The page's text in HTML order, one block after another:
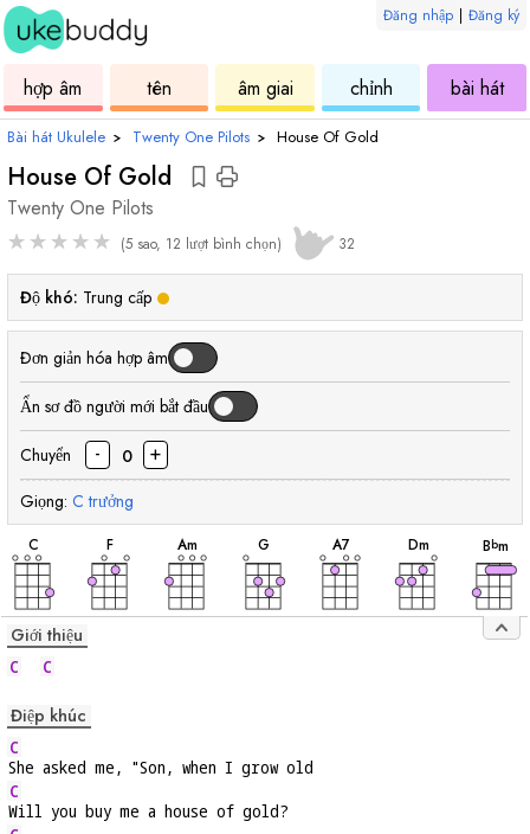
Đăng nhập | Đăng ký
hợp âm
ukulele
tên
hợp
âm giai
ukulele
chỉnh
ukulele
bài hát
Bài hát Ukulele › Twenty One Pilots › House Of Gold
House Of Gold
Twenty One Pilots
★★★★★ (5 sao, 12 lượt bình chọn) 32
Độ khó: Trung cấp
Đơn giản hóa hợp âm
Ẩn sơ đồ người mới bắt đầu
Chuyển - 0 +
Giọng: C trưởng
C
hợp
F
hợp
Am
hợp
G
hợp
A7
hợp
Dm
hợp
Bbm
Giới thiệu
C C
Điệp khúc
C
She asked me, "Son, when I grow old
C
Will you buy me a house of gold?